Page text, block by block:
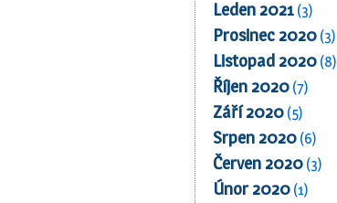
Leden 2021 (3)
Prosinec 2020 (3)
Listopad 2020 (8)
Říjen 2020 (7)
Září 2020 (5)
Srpen 2020 (6)
Červen 2020 (3)
Únor 2020 (1)